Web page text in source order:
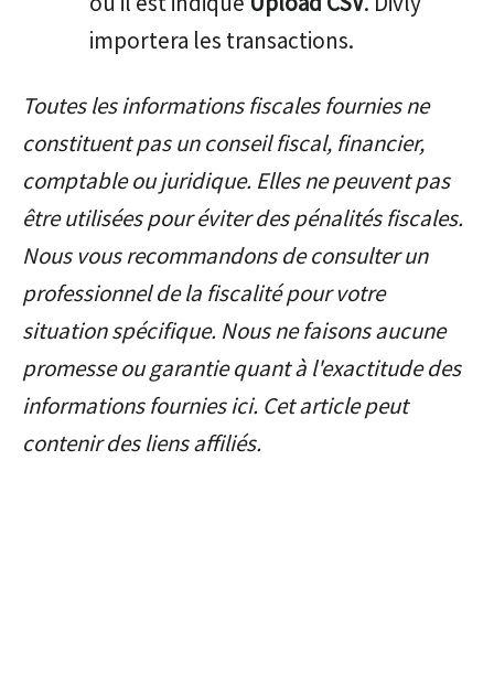
importera les transactions.
Toutes les informations fiscales fournies ne
constituent pas un conseil fiscal, financier,
comptable ou juridique. Elles ne peuvent pas
être utilisées pour éviter des pénalités fiscales.
Nous vous recommandons de consulter un
professionnel de la fiscalité pour votre
situation spécifique. Nous ne faisons aucune
promesse ou garantie quant à l'exactitude des
informations fournies ici. Cet article peut
contenir des liens affiliés.